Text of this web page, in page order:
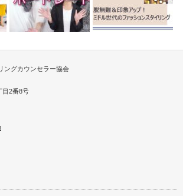
ISCAポートレート撮影
ングカウンセラー協会
目2番8号